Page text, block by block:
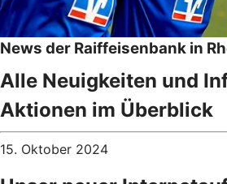
News der Raiffeisenbank in
Alle Neuigkeiten und
Aktionen im Überblick
15. Oktober 2024